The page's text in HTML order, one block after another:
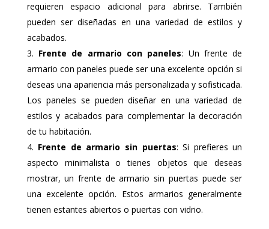
requieren espacio adicional para abrirse. También
pueden ser diseñadas en una variedad de estilos y
acabados.
Frente de armario con paneles: Un frente de
armario con paneles puede ser una excelente opción si
deseas una apariencia más personalizada y sofisticada.
Los paneles se pueden diseñar en una variedad de
estilos y acabados para complementar la decoración
de tu habitación.
Frente de armario sin puertas: Si prefieres un
aspecto minimalista o tienes objetos que deseas
mostrar, un frente de armario sin puertas puede ser
una excelente opción. Estos armarios generalmente
tienen estantes abiertos o puertas con vidrio.